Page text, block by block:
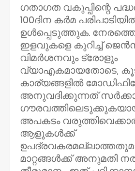
ഗതാഗത വകുപ്പിന്റെ
100ദിന കർമ
ഉൾപ്പെടുത്തുക.
ഇളവുകളെ കുറിച്ച്
വിമർശനവും ട്രോളും
വ്യാഎകമായതോടെ,
കാര്യങ്ങളിൽ
അനുവദിക്കുന്നത്
അപകടം
ആളുകൾക്ക്
മാറ്റങ്ങൾക്ക് അനുമതി